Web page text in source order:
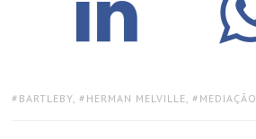
TAGS:
BARTLEBY, HERMAN MELVILLE, MEDIAÇÃO